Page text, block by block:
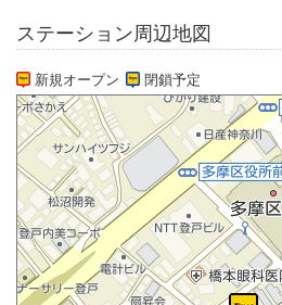
ステーション周辺地図
新規オープン 閉鎖予定